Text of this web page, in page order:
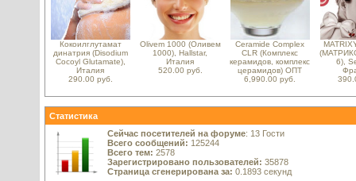
Кокоилглутамат
динатрия (Disodium
Cocoyl Glutamate),
Италия
290.00 руб.
Olivem 1000 (Оливем
1000), Hallstar,
Италия
520.00 руб.
Ceramide Complex
CLR (Комплекс
керамидов, комплекс
церамидов) ОПТ
6,990.00 руб.
6),
Статистика
Сейчас посетителей на форуме: 13 Гости
Всего сообщений: 125244
Всего тем: 2578
Зарегистрировано пользователей: 35878
Страница сгенерирована за: 0.1893 секунд